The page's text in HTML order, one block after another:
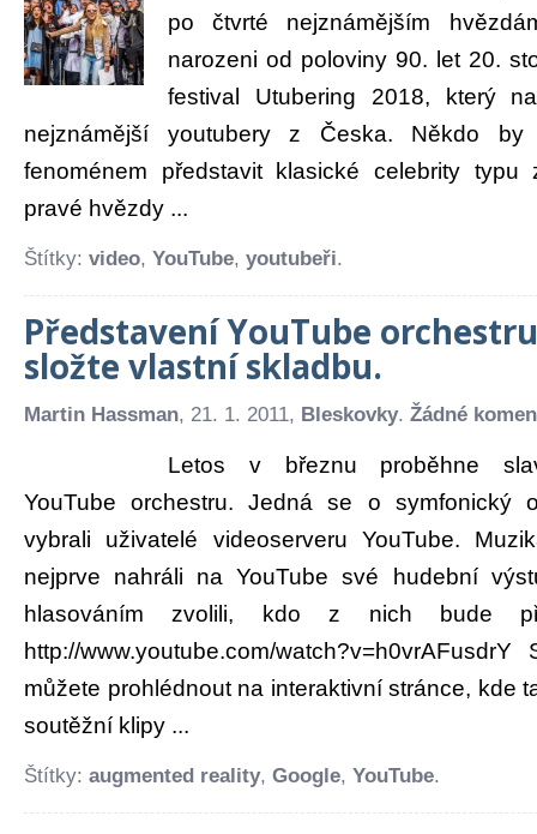
po čtvrté nejznámějším
narozeni od poloviny 90. let 20.
festival Utubering 2018, který
nejznámější youtubery z Česka. Někdo
fenoménem představit klasické celebrity
pravé hvězdy ...
Štítky: video, YouTube, youtubeři.
Představení YouTube
složte vlastní skladbu.
Martin Hassman, 21. 1. 2011, Bleskovky. Žádné
Letos v březnu proběhne
YouTube orchestru. Jedná se o symfonický
vybrali uživatelé videoserveru YouTube.
nejprve nahráli na YouTube své hudební
hlasováním zvolili, kdo z nich bude
http://www.youtube.com/
můžete prohlédnout na interaktivní stránce, kde
soutěžní klipy ...
Štítky: augmented reality, Google, YouTube.